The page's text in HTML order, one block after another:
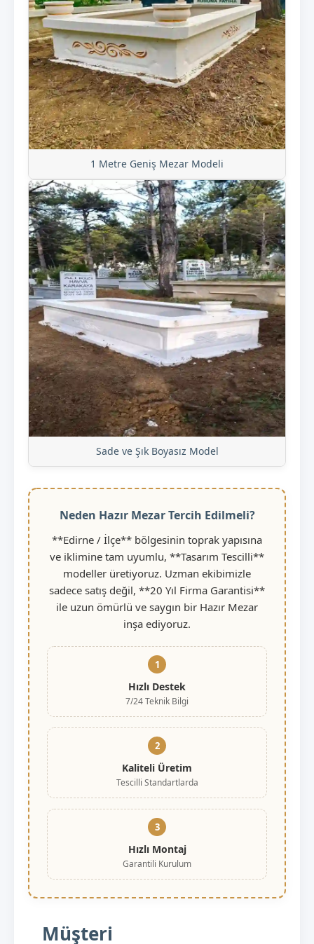
1 Metre Geniş Mezar Modeli
Sade ve Şık Boyasız Model
Neden Hazır Mezar Tercih Edilmeli?
**Edirne / İlçe** bölgesinin toprak yapısına
ve iklimine tam uyumlu, **Tasarım Tescilli**
modeller üretiyoruz. Uzman ekibimizle
sadece satış değil, **20 Yıl Firma Garantisi**
ile uzun ömürlü ve saygın bir Hazır Mezar
inşa ediyoruz.
1
Hızlı Destek
7/24 Teknik Bilgi
2
Kaliteli Üretim
Tescilli Standartlarda
3
Hızlı Montaj
Garantili Kurulum
Müşteri